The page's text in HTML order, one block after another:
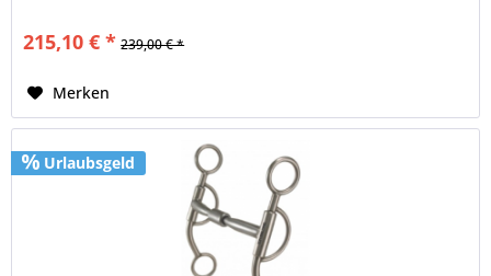
215,10 € * 239,00 € *
Merken
Urlaubsgeld